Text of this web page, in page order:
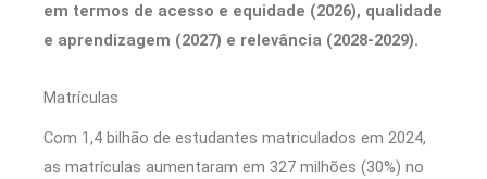
em termos de acesso e equidade (2026), qualidade
e aprendizagem (2027) e relevância (2028-2029).
Matrículas
Com 1,4 bilhão de estudantes matriculados em 2024,
as matrículas aumentaram em 327 milhões (30%) no